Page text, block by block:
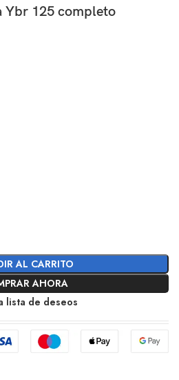
Ybr 125 completo
AL CARRITO
AHORA
lista de deseos